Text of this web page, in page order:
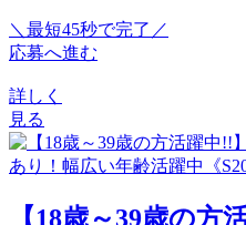
＼最短45秒で完了／
応募へ進む
詳しく
見る
【18歳～39歳の方